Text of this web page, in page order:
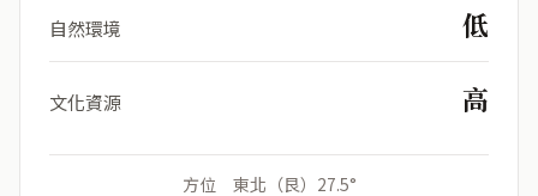
自然環境 低
文化資源 高
方位 東北（艮）27.5°